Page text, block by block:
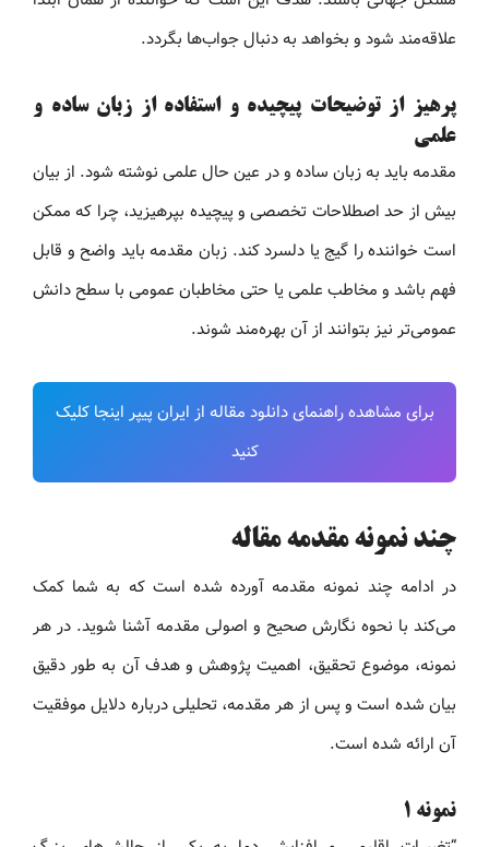
علاقه‌مند شود و بخواهد به دنبال جواب‌ها بگردد.
پرهیز از توضیحات پیچیده و استفاده از زبان ساده و
علمی
مقدمه باید به زبان ساده و در عین حال علمی نوشته شود. از بیان
بیش از حد اصطلاحات تخصصی و پیچیده بپرهیزید، چرا که ممکن
است خواننده را گیج یا دلسرد کند. زبان مقدمه باید واضح و قابل
فهم باشد و مخاطب علمی یا حتی مخاطبان عمومی با سطح دانش
عمومی‌تر نیز بتوانند از آن بهره‌مند شوند.
برای مشاهده راهنمای دانلود مقاله از ایران پیپر اینجا کلیک
کنید
چند نمونه مقدمه مقاله
در ادامه چند نمونه مقدمه آورده شده است که به شما کمک
می‌کند با نحوه نگارش صحیح و اصولی مقدمه آشنا شوید. در هر
نمونه، موضوع تحقیق، اهمیت پژوهش و هدف آن به طور دقیق
بیان شده است و پس از هر مقدمه، تحلیلی درباره دلایل موفقیت
آن ارائه شده است.
نمونه ۱